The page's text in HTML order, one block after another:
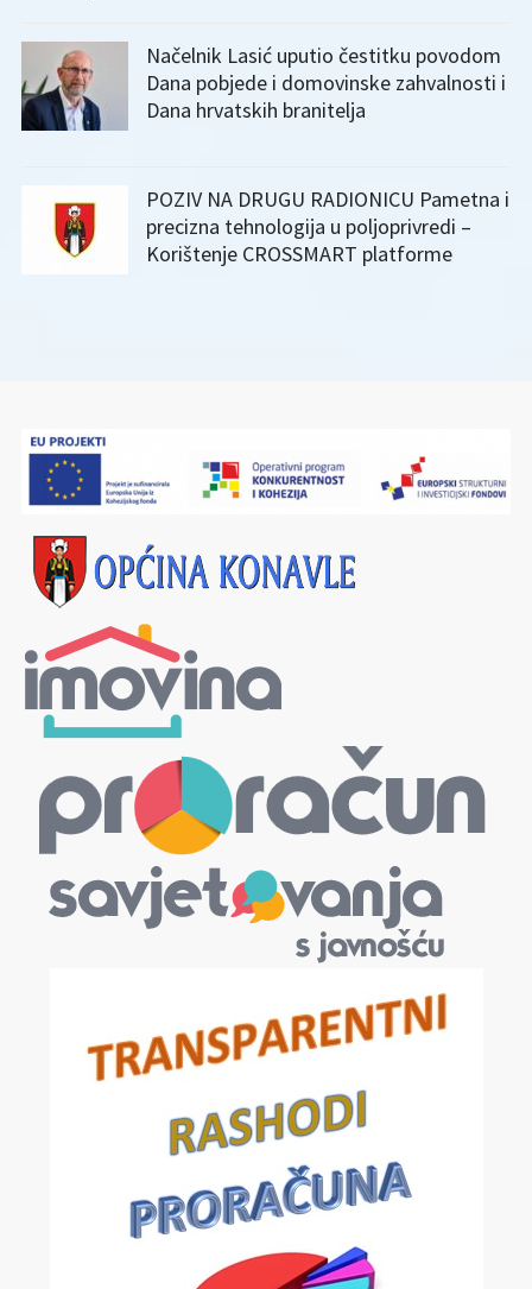
Načelnik Lasić uputio čestitku povodom
Dana pobjede i domovinske zahvalnosti i
Dana hrvatskih branitelja
POZIV NA DRUGU RADIONICU Pametna i
precizna tehnologija u poljoprivredi –
Korištenje CROSSMART platforme